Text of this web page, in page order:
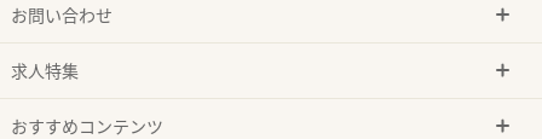
お問い合わせ
求人特集
おすすめコンテンツ